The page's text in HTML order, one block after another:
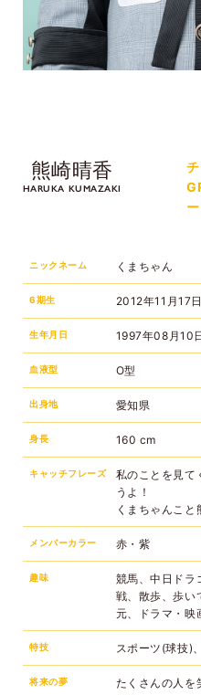
熊崎晴香
HARUKA KUMAZAKI
ー
ニックネーム くまちゃん
6期生 2012年11月17
生年月日 1997年08月10
血液型 O型
出身地 愛知県
身長 160 cm
キャッチフレーズ
私のことを見て
うよ！
くまちゃんこと
メンバーカラー 赤・紫
趣味
競馬、中日ドラ
戦、散歩、歩い
元、ドラマ・映
特技 スポーツ(球技)
将来の夢
たくさんの人を